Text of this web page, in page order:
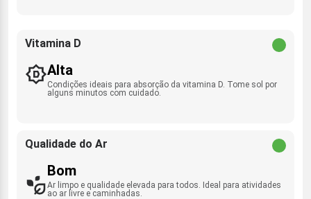
Vitamina D
Alta
Condições ideais para absorção da vitamina D. Tome sol por
alguns minutos com cuidado.
Qualidade do Ar
Bom
Ar limpo e qualidade elevada para todos. Ideal para atividades
ao ar livre e caminhadas.